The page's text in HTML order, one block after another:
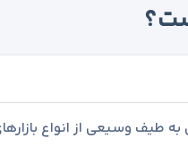
طیف وسیعی از انواع